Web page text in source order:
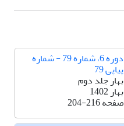
دوره 6، شماره 79 - شماره
پیاپی 79
بهار جلد دوم
بهار 1402
صفحه204-216